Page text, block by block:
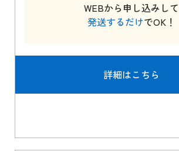
WEBから申し込みして
発送するだけでOK！
詳細はこちら